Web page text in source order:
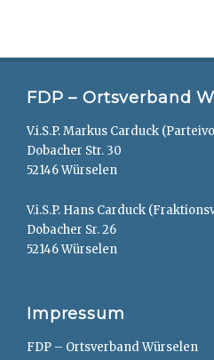
FDP – Ortsverband
V.i.S.P. Markus Carduck
Dobacher Str. 30
52146 Würselen
V.i.S.P. Hans Carduck
Dobacher Sr. 26
52146 Würselen
Impressum
FDP – Ortsverband Würselen